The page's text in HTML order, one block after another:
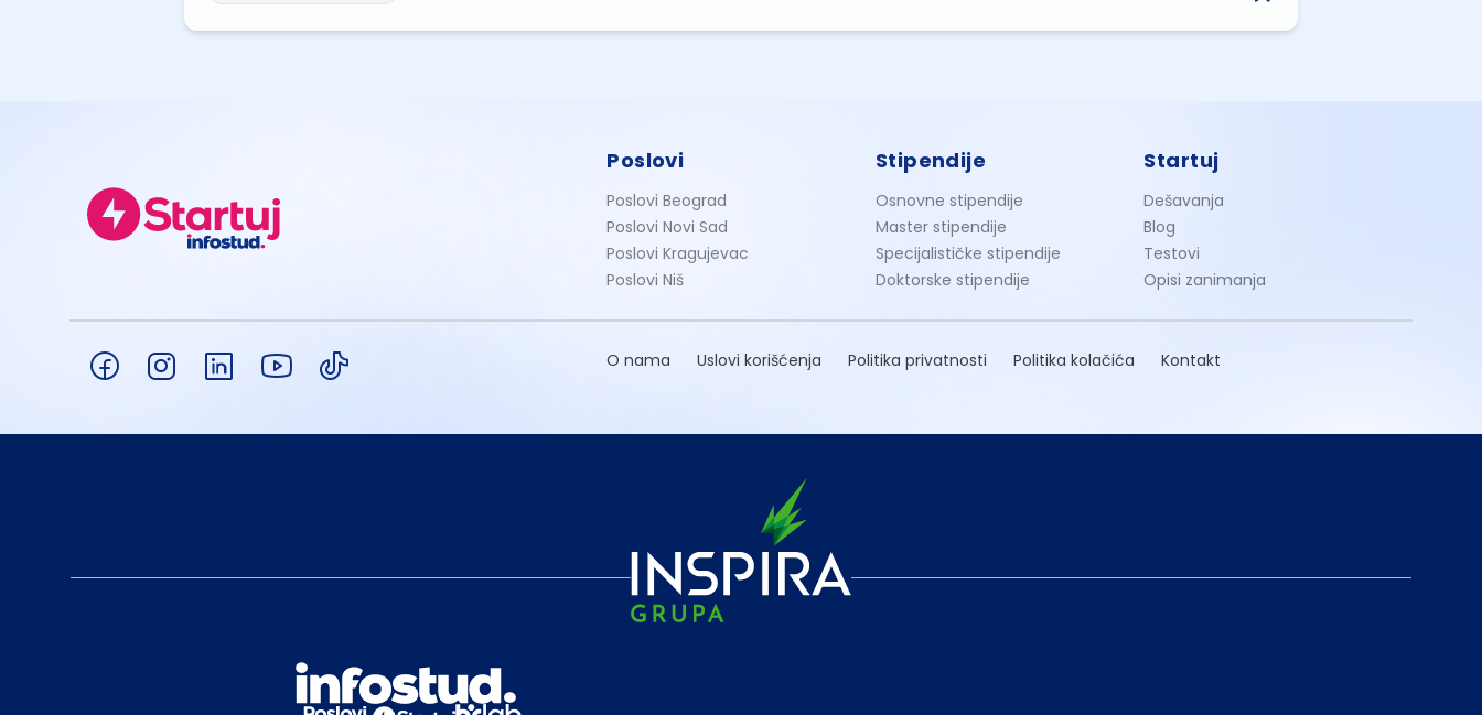
Poslovi
Poslovi Beograd
Poslovi Novi Sad
Poslovi Kragujevac
Poslovi Niš
Stipendije
Osnovne stipendije
Master stipendije
Specijalističke stipendije
Doktorske stipendije
Startuj
Dešavanja
Blog
Testovi
Opisi zanimanja
O nama Uslovi korišćenja Politika privatnosti Politika kolačića Kontakt